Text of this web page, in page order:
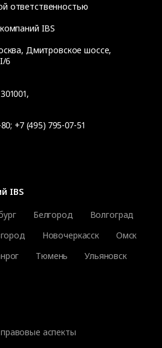
ответственностью
IBS
, Дмитровское шоссе,
6
; +7 (495) 795-07-51
IBS
Белгород
Волгоград
Новочеркасск
Омск
Тюмень
Ульяновск
аспекты